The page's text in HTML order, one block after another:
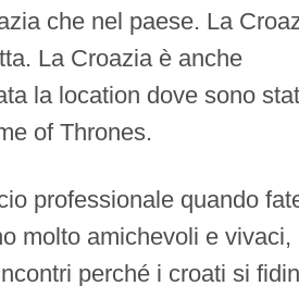
che nel paese. La
La Croazia è anche
la location dove sono
of Thrones.
professionale quando
molto amichevoli e vivaci,
perché i croati si